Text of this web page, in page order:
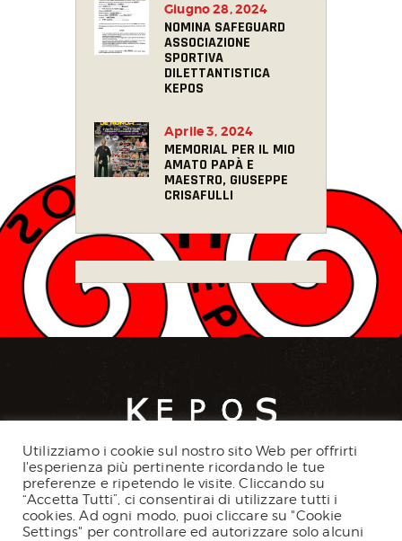
NOMINA SAFEGUARD
ASSOCIAZIONE
SPORTIVA
DILETTANTISTICA
KEPOS
Giugno 28, 2024
MEMORIAL PER IL MIO
AMATO PAPÀ E
MAESTRO, GIUSEPPE
CRISAFULLI
Aprile 3, 2024
CORSI NEWS
Utilizziamo i cookie sul nostro sito Web per offrirti
l'esperienza più pertinente ricordando le tue
preferenze e ripetendo le visite. Cliccando su
“Accetta Tutti”, ci consentirai di utilizzare tutti i
cookies. Ad ogni modo, puoi cliccare su "Cookie
Settings" per controllare ed autorizzare solo alcuni